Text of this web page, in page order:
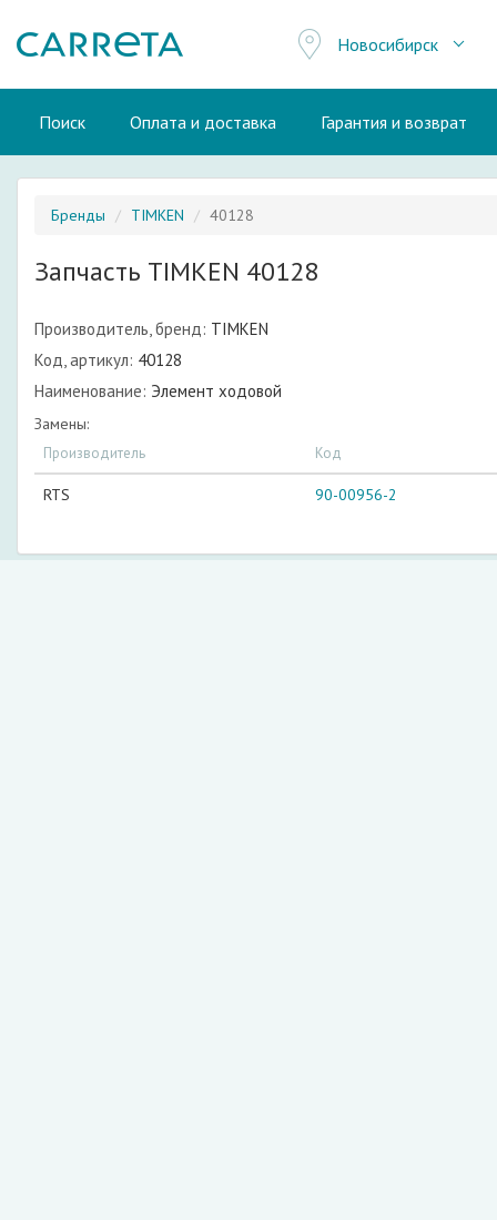
Новосибирск
Поиск Оплата и доставка Гарантия и возврат
Бренды TIMKEN 40128
Запчасть TIMKEN 40128
Производитель, бренд: TIMKEN
Код, артикул: 40128
Наименование: Элемент ходовой
Замены:
Производитель Код
RTS 90-00956-2